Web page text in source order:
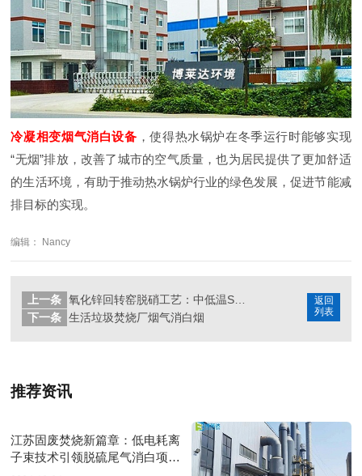
冷凝相变烟气消白设备 ，使得热水锅炉在冬季运行时能够实现
“无烟”排放，改善了城市的空气质量，也为居民提供了更加舒适
的生活环境，有助于推动热水锅炉行业的绿色发展，促进节能减
排目标的实现。
编辑： Nancy
返回
列表
上一条
下一条 生活垃圾焚烧厂烟气消白烟
推荐资讯
江苏固废焚烧新篇章：低电耗离
子束技术引领脱硫尾气消白项目